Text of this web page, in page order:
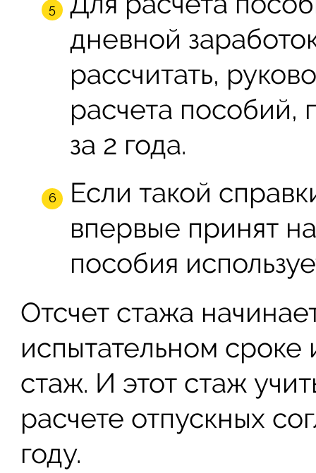
дневной
рассчитать,
расчета пособий,
за 2 года.
Если такой
впервые принят
пособия
Отсчет стажа
испытательном сроке
стаж. И этот стаж
расчете отпускных
году.